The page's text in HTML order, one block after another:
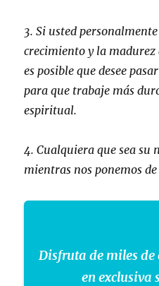
3. Si usted
crecimiento y la
es posible que desee
para que trabaje más
espiritual.
4. Cualquiera que sea su
mientras nos ponemos
Disfruta de miles
en exclusiva